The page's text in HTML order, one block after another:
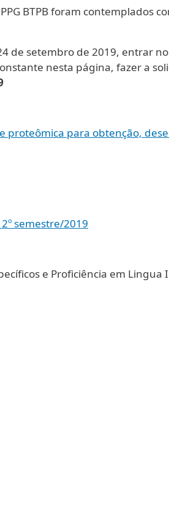
BTPB foram contemplados
de setembro de 2019, entrar
nesta página, fazer a
proteômica para obtenção,
semestre/2019
e Proficiência em Lingua